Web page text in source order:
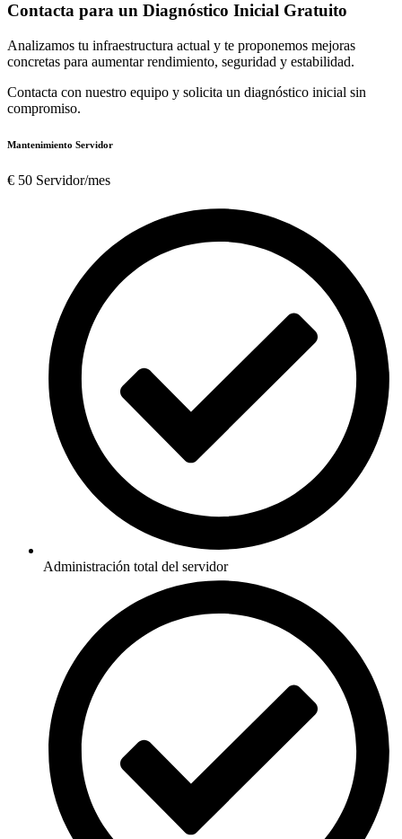
Contacta para un Diagnóstico Inicial Gratuito
Analizamos tu infraestructura actual y te proponemos mejoras
concretas para aumentar rendimiento, seguridad y estabilidad.
Contacta con nuestro equipo y solicita un diagnóstico inicial sin
compromiso.
Mantenimiento Servidor
€ 50 Servidor/mes
Administración total del servidor